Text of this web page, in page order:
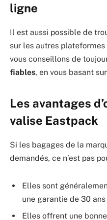
ligne
Il est aussi possible de
sur les autres
vous conseillons de
fiables, en vous basant
Les avantages
valise Eastpack
Si les bagages de la
demandés, ce n’est pas
Elles sont
une garantie de 30 ans
Elles offrent une